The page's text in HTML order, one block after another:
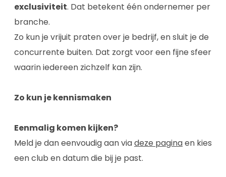
exclusiviteit. Dat betekent één ondernemer per
branche.
Zo kun je vrijuit praten over je bedrijf, en sluit je de
concurrente buiten. Dat zorgt voor een fijne sfeer
waarin iedereen zichzelf kan zijn.
Zo kun je kennismaken
Eenmalig komen kijken?
Meld je dan eenvoudig aan viadeze paginaen kies
een club en datum die bij je past.